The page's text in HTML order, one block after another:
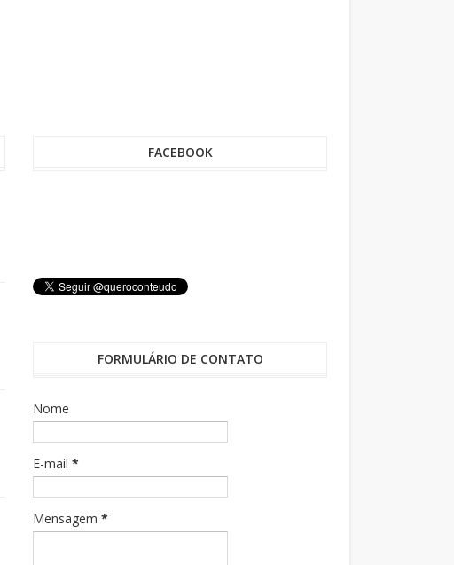
FACEBOOK
FORMULÁRIO DE CONTATO
Nome
E-mail*
Mensagem*